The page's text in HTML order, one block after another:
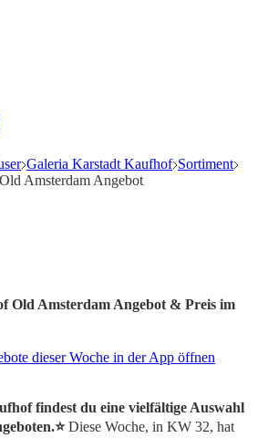
Galeria Karstadt Kaufhof Sortiment
Amsterdam Angebot
Old Amsterdam Angebot & Preis im
dieser Woche in der App öffnen
findest du eine vielfältige Auswahl
Diese Woche, in KW 32, hat